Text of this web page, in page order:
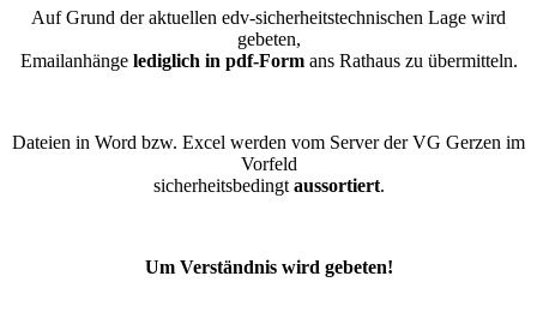
Auf Grund der aktuellen edv-sicherheitstechnischen Lage wird
gebeten,
Emailanhänge lediglich in pdf-Formans Rathaus zu übermitteln.
Dateien in Word bzw. Excel werden vom Server der VG Gerzen im
Vorfeld
sicherheitsbedingt aussortiert.
Um Verständnis wird gebeten!